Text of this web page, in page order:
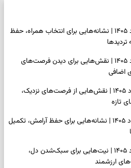
فال اسم امروز جمعه ۱۶ مرداد ۱۴۰۵ | نشانه‌هایی برای انتخاب همراه، حفظ
فال چای امروز جمعه ۱۶ مرداد ۱۴۰۵ | نقش‌هایی برای دیدن فرصت‌های
اضافی
فال قهوه امروز جمعه ۱۶ مرداد ۱۴۰۵ | نقش‌هایی از فرصت‌های نزدیک،
تازه
فال شمع امروز جمعه ۱۶ مرداد ۱۴۰۵ | نشانه‌هایی برای حفظ آرامش، تکمیل
فال ابجد امروز جمعه ۱۶ مرداد ۱۴۰۵ | نیت‌هایی برای سبک‌شدن دل،
ارزشمند